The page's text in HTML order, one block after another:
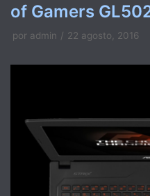
of Gamers
por admin 22 agosto, 2016